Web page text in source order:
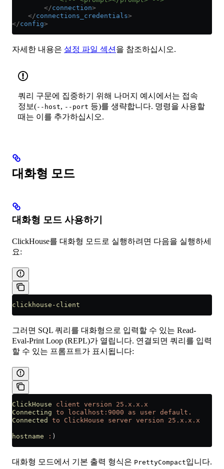
        </
connection>
    </
connections_credentials>
</config>
자세한 내용은 설정 파일 섹션 을 참조하십시오.
쿼리 구문에 집중하기 위해 나머지 예시에서는 접속
정보(--host, --port 등)를 생략합니다. 명령을 사용할
때는 이를 추가하십시오.
대화형 모드
대화형 모드 사용하기
ClickHouse를 대화형 모드로 실행하려면 다음을 실행하세
요:
clickhouse-client
그러면 SQL 쿼리를 대화형으로 입력할 수 있는 Read-
Eval-Print Loop (REPL)가 열립니다. 연결되면 쿼리를 입력
할 수 있는 프롬프트가 표시됩니다:
ClickHouse client version 25.x.x.x
Connecting to localhost:9000 as user default.
Connected
to ClickHouse server version 25.x.x.x
hostname : )
대화형 모드에서 기본 출력 형식은 PrettyCompact입니다.